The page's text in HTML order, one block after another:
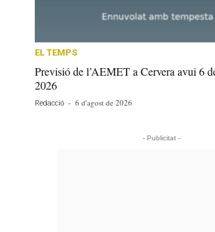
EL TEMPS
Previsió de l’AEMET a Cervera avui 6
2026
Redacció - 6 d'agost de 2026
- Publicitat -